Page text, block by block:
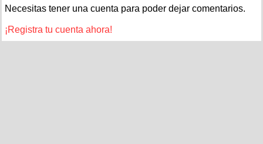
Necesitas tener una cuenta para poder dejar comentarios.
¡Registra tu cuenta ahora!